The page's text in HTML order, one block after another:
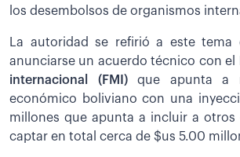
los desembolsos de organismos
La autoridad se refirió a este tema
anunciarse un acuerdo técnico con el
internacional (FMI)que apunta a
económico boliviano con una
millones que apunta a incluir a otros
captar en total cerca de $us 5.00